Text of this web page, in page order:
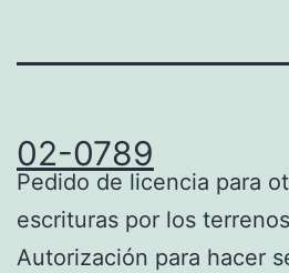
02-0789
Pedido de licencia para
escrituras por los
Autorización para hacer